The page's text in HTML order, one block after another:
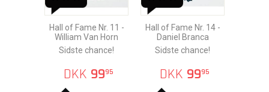
Hall of Fame Nr. 11 -
William Van Horn
Sidste chance!
DKK 9995
Hall of Fame Nr. 14 -
Daniel Branca
Sidste chance!
DKK 9995